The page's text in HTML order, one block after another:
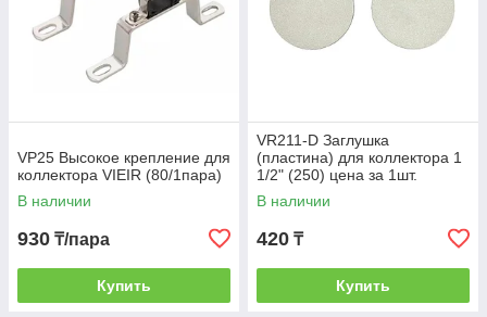
VP25 Высокое крепление для
коллектора VIEIR (80/1пара)
В наличии
930 ₸/пара
Купить
VR211-D Заглушка
(пластина) для коллектора 1
1/2" (250) цена за 1шт.
В наличии
420 ₸
Купить